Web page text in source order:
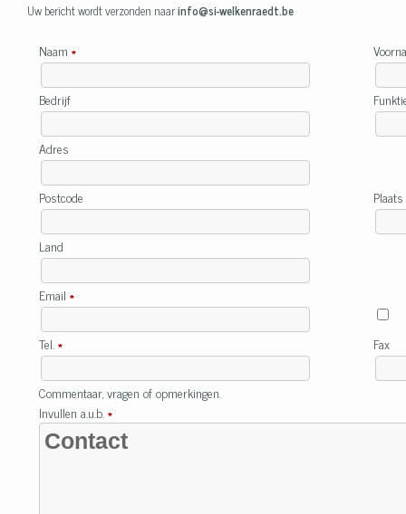
Uw bericht wordt verzonden naarinfo@si-welkenraedt.be
Naam *
Bedrijf
Adres
Postcode Plaats
Land
Email *
Tel.* Fax
Commentaar, vragen of opmerkingen.
Invullen a.u.b.*